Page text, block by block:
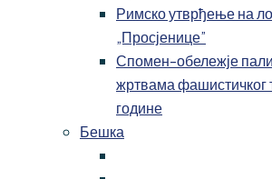
Римско утврђење на
„Просјенице”
Спомен-обележје
жртвама фашистичког
године
Бешка